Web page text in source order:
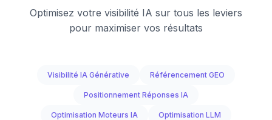
Optimisez votre visibilité IA sur tous les leviers
pour maximiser vos résultats
Visibilité IA Générative Référencement GEO
Positionnement Réponses IA
Optimisation Moteurs IA Optimisation LLM